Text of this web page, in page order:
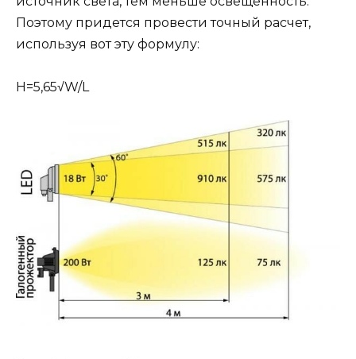
Поэтому придется провести точный расчет,
используя вот эту формулу:
H=5,65√W/L